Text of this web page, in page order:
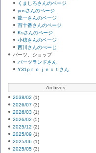
くましろさんのページ
yosさんのページ
龍一さんのページ
百十番さんのページ
Ksさんのページ
小椋さんのページ
西川さんのぺーじ
パーツ、ショップ
パーツランドさん
Y31pｒｏｊｅｃｔさん
Archives
2038/02 (1)
2026/07 (3)
2026/03 (1)
2026/02 (5)
2025/12 (2)
2025/09 (1)
2025/06 (1)
2025/05 (3)